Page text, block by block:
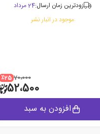
زودترین زمان ارسال:24 مرداد
موجود در انبار نشر
70،000 ٪25
52،500
افزودن به سبد